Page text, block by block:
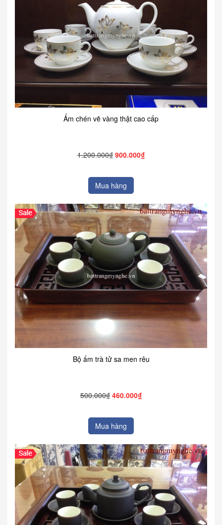
Ấm chén vẽ vàng thật cao cấp
1.200.000₫ 900.000₫
Mua hàng
Bộ ấm trà tử sa men rêu
500.000₫ 460.000₫
Mua hàng